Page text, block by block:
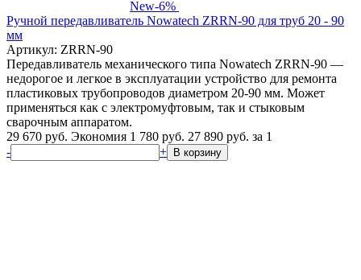
New-6%
Ручной передавливатель Nowatech ZRRN-90 для труб 20 - 90
мм
Артикул: ZRRN-90
Передавливатель механического типа Nowatech ZRRN-90 —
недорогое и легкое в эксплуатации устройство для ремонта
пластиковых трубопроводов диаметром 20-90 мм. Может
применяться как с электромуфтовым, так и стыковым
сварочным аппаратом.
29 670 руб. Экономия 1 780 руб. 27 890 руб. за 1
-
+ В корзину